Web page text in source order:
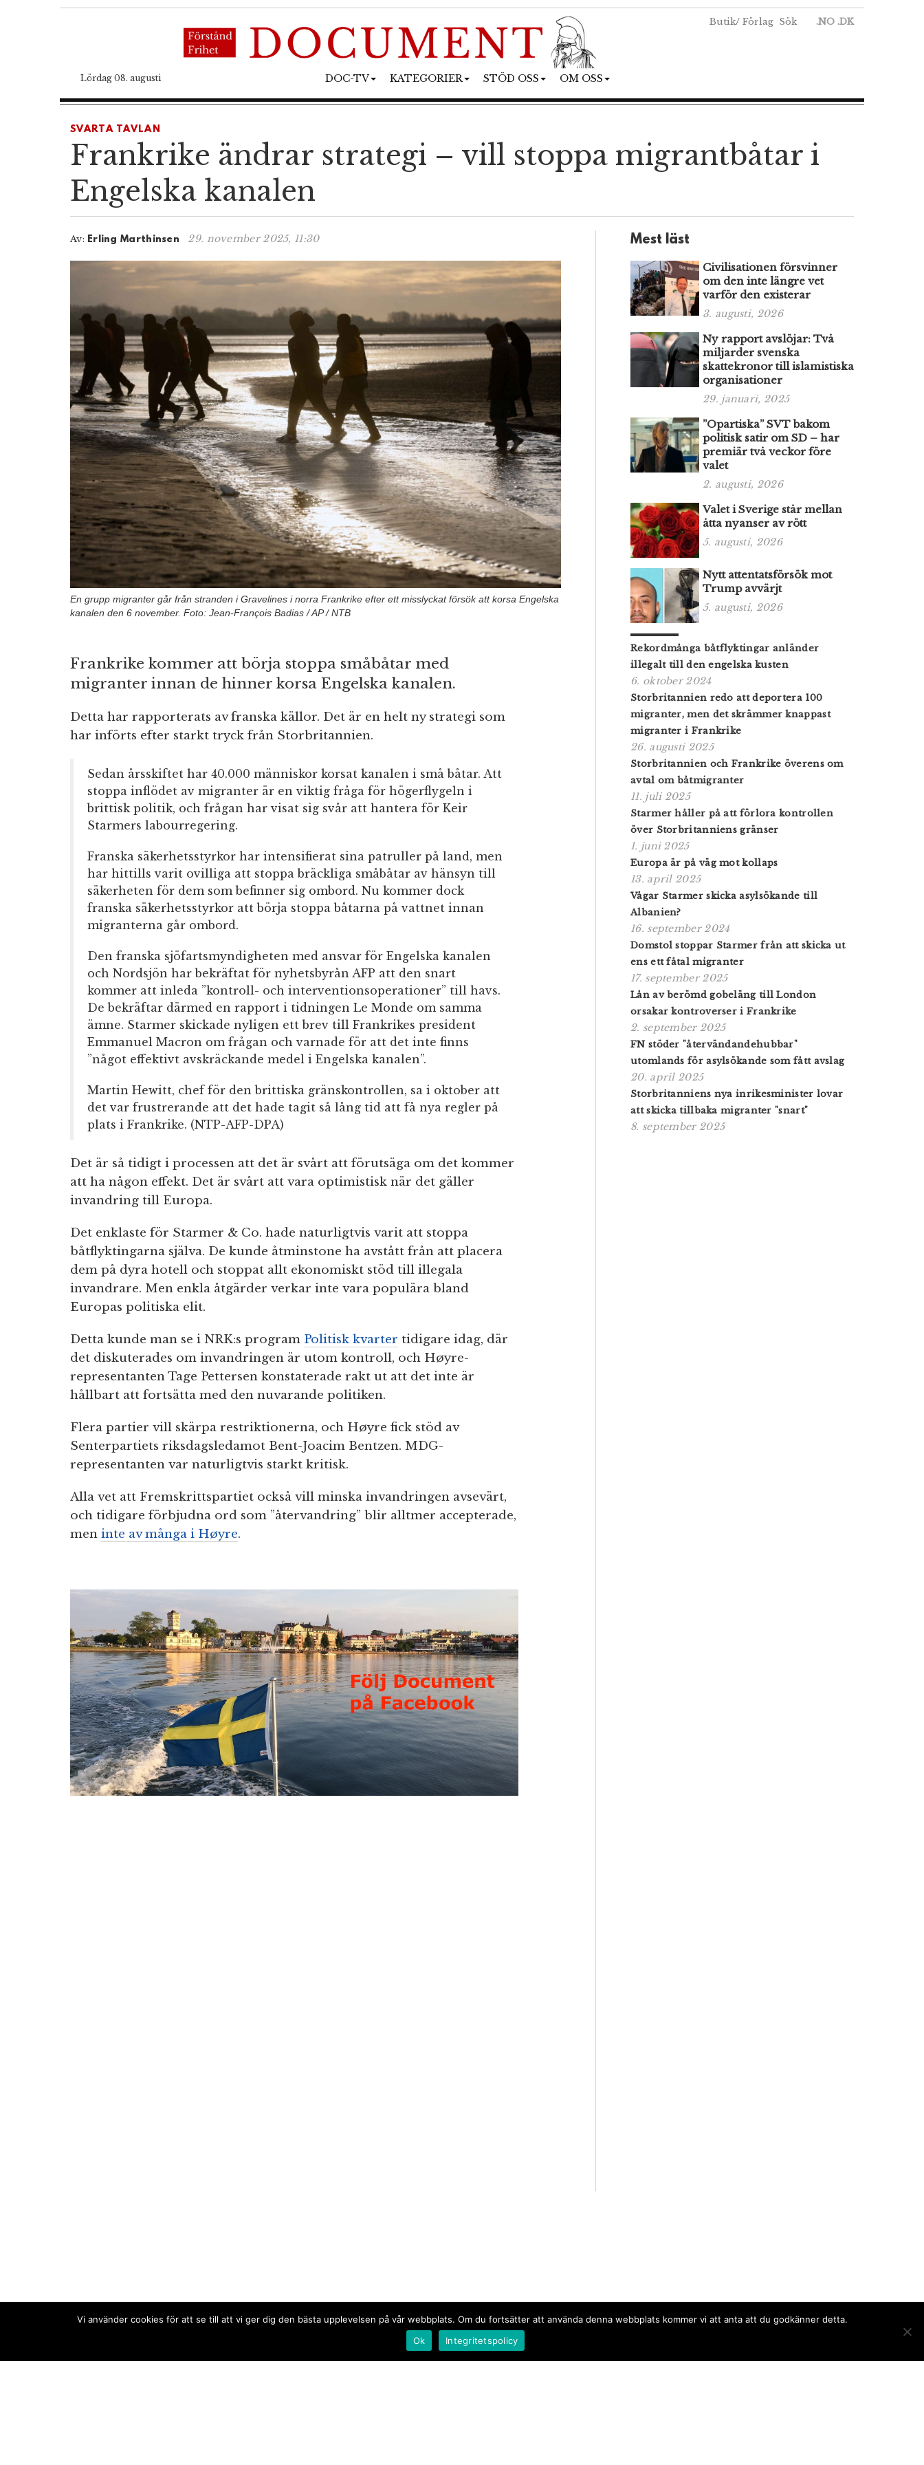
Butik/ Förlag Sök .NO .DK
Lördag 08. augusti DOC-TV KATEGORIER STÖD OSS OM OSS
SVARTA TAVLAN
Frankrike ändrar strategi – vill stoppa migrantbåtar i
Engelska kanalen
Av: Erling Marthinsen 29. november 2025, 11:30
En grupp migranter går från stranden i Gravelines i norra Frankrike efter ett misslyckat försök att korsa Engelska
kanalen den 6 november. Foto: Jean-François Badias / AP / NTB
Frankrike kommer att börja stoppa småbåtar med
migranter innan de hinner korsa Engelska kanalen.
Detta har rapporterats av franska källor. Det är en helt ny strategi som
har införts efter starkt tryck från Storbritannien.
Sedan årsskiftet har 40.000 människor korsat kanalen i små båtar. Att
stoppa inflödet av migranter är en viktig fråga för högerflygeln i
brittisk politik, och frågan har visat sig svår att hantera för Keir
Starmers labourregering.
Franska säkerhetsstyrkor har intensifierat sina patruller på land, men
har hittills varit ovilliga att stoppa bräckliga småbåtar av hänsyn till
säkerheten för dem som befinner sig ombord. Nu kommer dock
franska säkerhetsstyrkor att börja stoppa båtarna på vattnet innan
migranterna går ombord.
Den franska sjöfartsmyndigheten med ansvar för Engelska kanalen
och Nordsjön har bekräftat för nyhetsbyrån AFP att den snart
kommer att inleda ”kontroll- och interventionsoperationer” till havs.
De bekräftar därmed en rapport i tidningen Le Monde om samma
ämne. Starmer skickade nyligen ett brev till Frankrikes president
Emmanuel Macron om frågan och varnade för att det inte finns
”något effektivt avskräckande medel i Engelska kanalen”.
Martin Hewitt, chef för den brittiska gränskontrollen, sa i oktober att
det var frustrerande att det hade tagit så lång tid att få nya regler på
plats i Frankrike. (NTP-AFP-DPA)
Det är så tidigt i processen att det är svårt att förutsäga om det kommer
att ha någon effekt. Det är svårt att vara optimistisk när det gäller
invandring till Europa.
Det enklaste för Starmer & Co. hade naturligtvis varit att stoppa
båtflyktingarna själva. De kunde åtminstone ha avstått från att placera
dem på dyra hotell och stoppat allt ekonomiskt stöd till illegala
invandrare. Men enkla åtgärder verkar inte vara populära bland
Europas politiska elit.
Detta kunde man se i NRK:s program Politisk kvarter tidigare idag, där
det diskuterades om invandringen är utom kontroll, och Høyre-
representanten Tage Pettersen konstaterade rakt ut att det inte är
hållbart att fortsätta med den nuvarande politiken.
Flera partier vill skärpa restriktionerna, och Høyre fick stöd av
Senterpartiets riksdagsledamot Bent-Joacim Bentzen. MDG-
representanten var naturligtvis starkt kritisk.
Alla vet att Fremskrittspartiet också vill minska invandringen avsevärt,
och tidigare förbjudna ord som ”återvandring” blir alltmer accepterade,
men inte av många i Høyre.
Mest läst
Civilisationen försvinner
om den inte längre vet
varför den existerar
3. augusti, 2026
Ny rapport avslöjar: Två
miljarder svenska
skattekronor till islamistiska
organisationer
29. januari, 2025
”Opartiska” SVT bakom
politisk satir om SD – har
premiär två veckor före
valet
2. augusti, 2026
Valet i Sverige står mellan
åtta nyanser av rött
5. augusti, 2026
Nytt attentatsförsök mot
Trump avvärjt
5. augusti, 2026
Rekordmånga båtflyktingar anländer
illegalt till den engelska kusten
6. oktober 2024
Storbritannien redo att deportera 100
migranter, men det skrämmer knappast
migranter i Frankrike
26. augusti 2025
Storbritannien och Frankrike överens om
avtal om båtmigranter
11. juli 2025
Starmer håller på att förlora kontrollen
över Storbritanniens gränser
1. juni 2025
Europa är på väg mot kollaps
13. april 2025
Vågar Starmer skicka asylsökande till
Albanien?
16. september 2024
Domstol stoppar Starmer från att skicka ut
ens ett fåtal migranter
17. september 2025
Lån av berömd gobeläng till London
orsakar kontroverser i Frankrike
2. september 2025
FN stöder "återvändandehubbar"
utomlands för asylsökande som fått avslag
20. april 2025
Storbritanniens nya inrikesminister lovar
att skicka tillbaka migranter "snart"
8. september 2025
Vi använder cookies för att se till att vi ger dig den bästa upplevelsen på vår webbplats. Om du fortsätter att använda denna webbplats kommer vi att anta att du godkänner detta.
Ok
Integritetspolicy